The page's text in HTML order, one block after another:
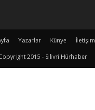
Yazarlar Künye
İletişim
2015 - Silivri Hürhaber